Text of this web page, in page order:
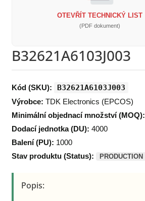
OTEVŘÍT TECHNICKÝ LIST
(PDF dokument)
B32621A6103J003
Kód (SKU): B32621A6103J003
Výrobce: TDK Electronics (EPCOS)
Minimální objednací množství (MOQ):
Dodací jednotka (DU): 4000
Balení (PU): 1000
Stav produktu (Status):
PRODUCTION
Popis: